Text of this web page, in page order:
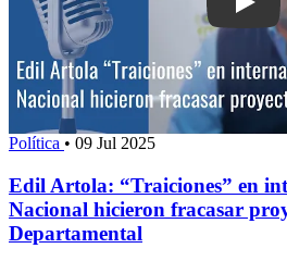
Play:
Política • 09 Jul 2025
Edil Artola: “Traiciones” en
Nacional hicieron fracasar
Departamental